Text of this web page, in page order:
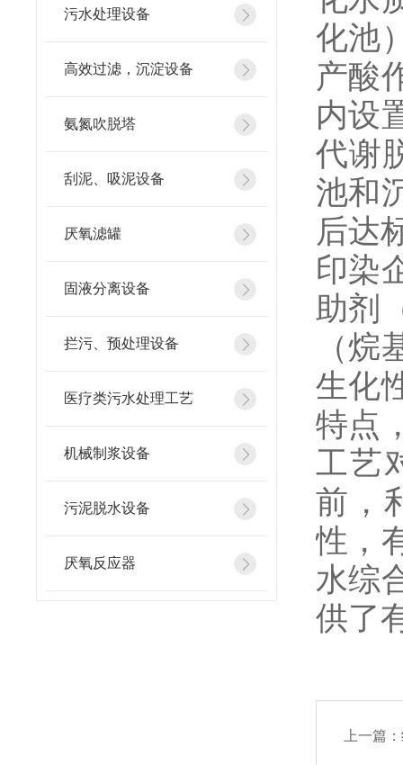
污水处理设备
高效过滤，沉淀设备
氨氮吹脱塔
刮泥、吸泥设备
厌氧滤罐
固液分离设备
拦污、预处理设备
医疗类污水处理工艺
机械制浆设备
污泥脱水设备
厌氧反应器
化池
产酸
内设
代谢
池和
后达
印染
助剂
（
生化
特点
工艺
前，
性，
水综
供了
上一篇：